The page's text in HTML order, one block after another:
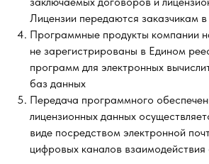
Лицензии передаются заказчикам
Программные продукты компании
не зарегистрированы в Едином
программ для электронных
баз данных
Передача программного
лицензионных данных
виде посредством электронной
цифровых каналов взаимодействия